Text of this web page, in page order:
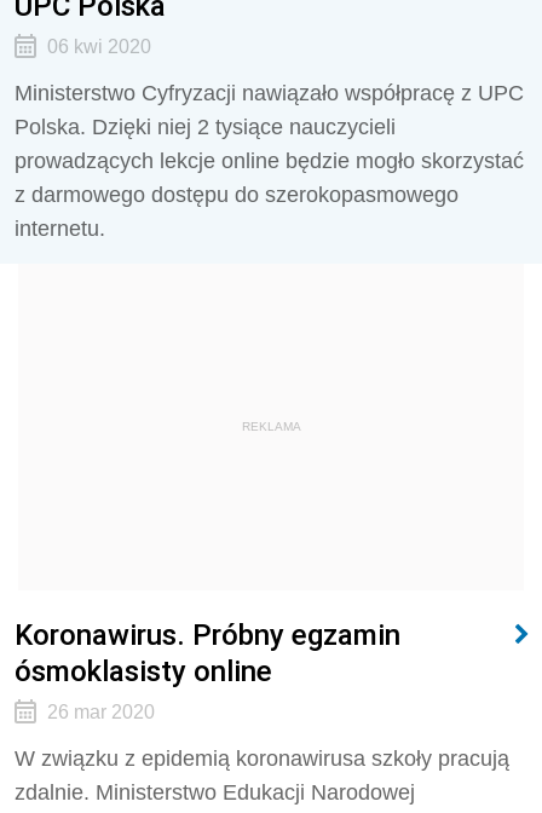
06 kwi 2020
Ministerstwo Cyfryzacji nawiązało współpracę z UPC
Polska. Dzięki niej 2 tysiące nauczycieli
prowadzących lekcje online będzie mogło skorzystać
z darmowego dostępu do szerokopasmowego
internetu.
REKLAMA
Koronawirus. Próbny egzamin
ósmoklasisty online
26 mar 2020
W związku z epidemią koronawirusa szkoły pracują
zdalnie. Ministerstwo Edukacji Narodowej